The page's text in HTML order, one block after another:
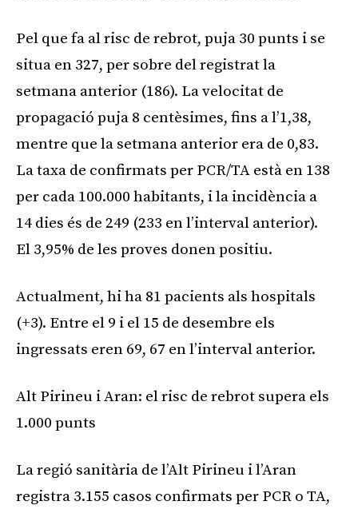
Pel que fa al risc de rebrot, puja 30 punts i se
situa en 327, per sobre del registrat la
setmana anterior (186). La velocitat de
propagació puja 8 centèsimes, fins a l’1,38,
mentre que la setmana anterior era de 0,83.
La taxa de confirmats per PCR/TA està en 138
per cada 100.000 habitants, i la incidència a
14 dies és de 249 (233 en l’interval anterior).
El 3,95% de les proves donen positiu.
Actualment, hi ha 81 pacients als hospitals
(+3). Entre el 9 i el 15 de desembre els
ingressats eren 69, 67 en l’interval anterior.
Alt Pirineu i Aran: el risc de rebrot supera els
1.000 punts
La regió sanitària de l’Alt Pirineu i l’Aran
registra 3.155 casos confirmats per PCR o TA,